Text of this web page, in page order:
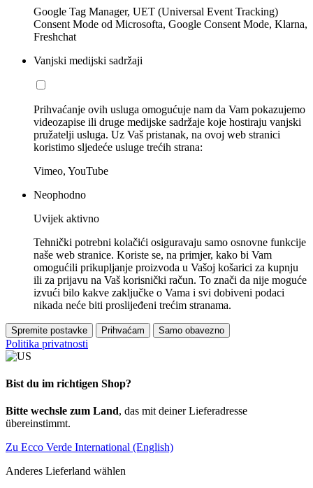
Google Tag Manager, UET (Universal Event Tracking)
Consent Mode od Microsofta, Google Consent Mode, Klarna,
Freshchat
Vanjski medijski sadržaji
Prihvaćanje ovih usluga omogućuje nam da Vam pokazujemo
videozapise ili druge medijske sadržaje koje hostiraju vanjski
pružatelji usluga. Uz Vaš pristanak, na ovoj web stranici
koristimo sljedeće usluge trećih strana:
Vimeo, YouTube
Neophodno
Uvijek aktivno
Tehnički potrebni kolačići osiguravaju samo osnovne funkcije
naše web stranice. Koriste se, na primjer, kako bi Vam
omogućili prikupljanje proizvoda u Vašoj košarici za kupnju
ili za prijavu na Vaš korisnički račun. To znači da nije moguće
izvući bilo kakve zaključke o Vama i svi dobiveni podaci
nikada neće biti proslijeđeni trećim stranama.
Spremite postavke Prihvaćam Samo obavezno
Politika privatnosti
Bist du im richtigen Shop?
Bitte wechsle zum Land, das mit deiner Lieferadresse
übereinstimmt.
Zu Ecco Verde International (English)
Anderes Lieferland wählen